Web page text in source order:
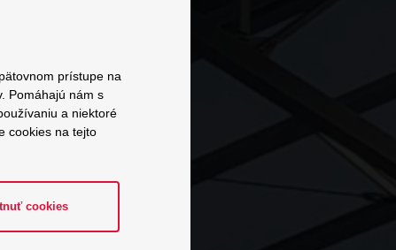
prístupe na
Pomáhajú nám s
a niektoré
cookies na tejto
cookies